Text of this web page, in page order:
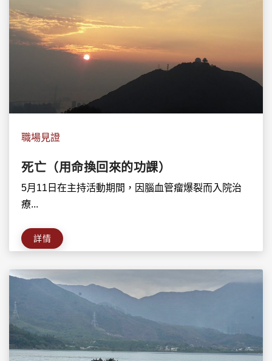
職場見證
死亡（用命換回來的功課）
5月11日在主持活動期間，因腦血管瘤爆裂而入院治
療...
詳情